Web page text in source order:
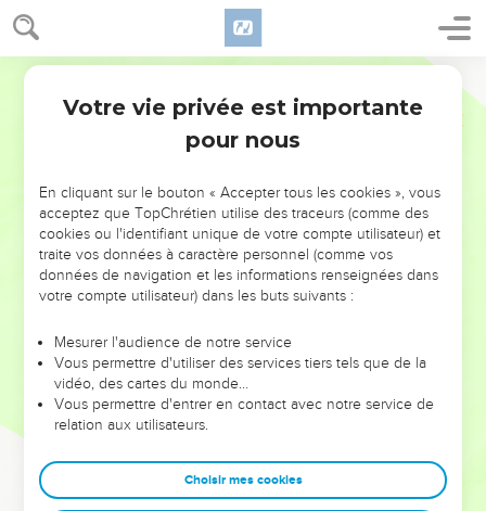
NE MANQUEZ PAS L’ÉVÉNEMENT
DE L’ANNÉE !
ET SI LEURS ERREURS POUVAIENT VOUS ÉVITER LES
VOTRES ?
leur foi ou leur vision. Mais on voit moins les doutes, les erreurs
et les saisons difficiles qu'ils ont traversés, alors même que ce
sont elles qui les ont façonnés.
Dans cette conférence, leaders, entrepreneurs, et responsables
clés pour avancer avec plus de sagesse afin que leurs erreurs
deviennent vos tremplins. Que vous guidiez un ministère, une
Votre vie privée est importante
pour nous
En cliquant sur le bouton « Accepter tous les cookies », vous
acceptez que TopChrétien utilise des traceurs (comme des
cookies ou l'identifiant unique de votre compte utilisateur) et
traite vos données à caractère personnel (comme vos
données de navigation et les informations renseignées dans
votre compte utilisateur) dans les buts suivants :
Mesurer l'audience de notre service
Vous permettre d'utiliser des services tiers tels que de la
vidéo, des cartes du monde…
Vous permettre d'entrer en contact avec notre service de
relation aux utilisateurs.
Choisir mes cookies